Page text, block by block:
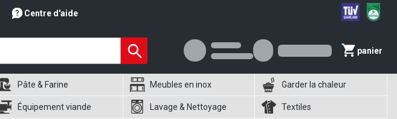
Centre d'aide
panier
Pâte & Farine Meubles en inox Garder la chaleur
Équipement viande Lavage & Nettoyage Textiles